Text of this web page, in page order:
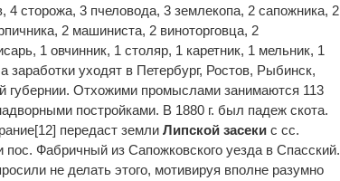
4 сторожа, 3 пчеловода, 3 землекопа, 2 сапожника, 2
2 машиниста, 2 виноторговца, 2
1 овчинник, 1 столяр, 1 каретник, 1 мельник, 1
заработки уходят в Петербург, Ростов, Рыбинск,
губернии. Отхожими промыслами занимаются 113
постройками. В 1880 г. был падеж скота.
передаст землиЛипской засеки с сс.
Фабричный из Сапожковского уезда в Спасский.
не делать этого, мотивируя вполне разумно